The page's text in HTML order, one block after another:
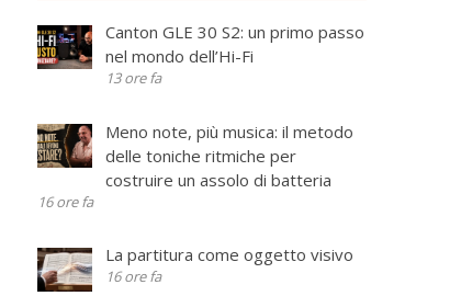
Canton GLE 30 S2: un primo passo
nel mondo dell’Hi-Fi
13 ore fa
Meno note, più musica: il metodo
delle toniche ritmiche per
costruire un assolo di batteria
16 ore fa
La partitura come oggetto visivo
16 ore fa